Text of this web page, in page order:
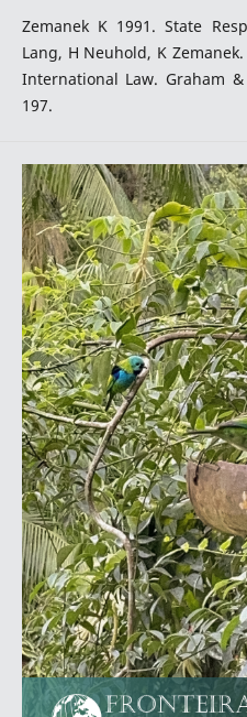
Zemanek K 1991. State
Lang, H Neuhold, K
International Law. Graham
197.